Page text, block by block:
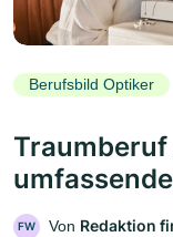
Berufsbild Optiker
FW Von Redaktion